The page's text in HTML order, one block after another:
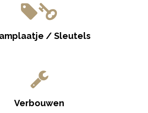
/ Sleutels
Verbouwen